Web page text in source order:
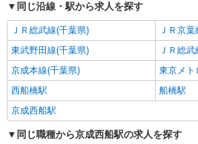
同じ沿線・駅から求人を探す
ＪＲ総武線(千葉県)
ＪＲ京
東武野田線(千葉県)
ＪＲ総
京成本線(千葉県)
東京メト
西船橋駅
船橋駅
京成西船駅
同じ職種から京成西船駅の求人を探す